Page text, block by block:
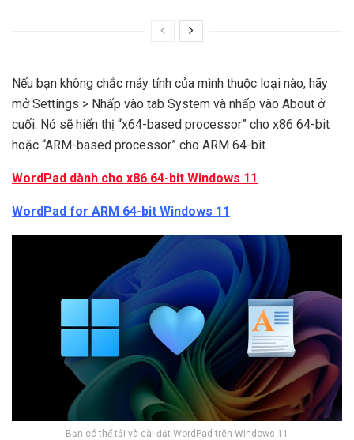
Nếu bạn không chắc máy tính của mình thuộc loại nào, hãy
mở Settings > Nhấp vào tab System và nhấp vào About ở
cuối. Nó sẽ hiển thị “x64-based processor” cho x86 64-bit
hoặc “ARM-based processor” cho ARM 64-bit.
WordPad dành cho x86 64-bit Windows 11
WordPad for ARM 64-bit Windows 11
Bạn có thể tải và cài đặt WordPad trên Windows 11